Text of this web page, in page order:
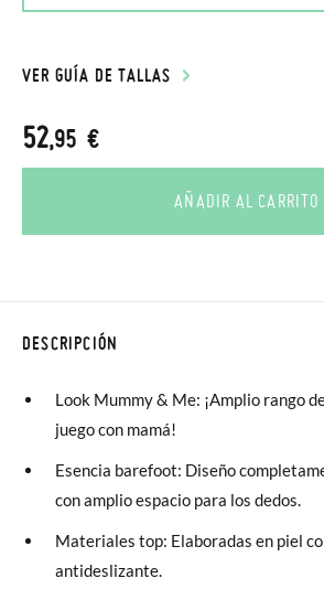
VER GUÍA DE TALLAS
52,95 €
AÑADIR AL CARRITO
DESCRIPCIÓN
Look Mummy & Me: ¡Amplio rango
juego con mamá!
Esencia barefoot: Diseño
con amplio espacio para los dedos.
Materiales top: Elaboradas en piel
antideslizante.